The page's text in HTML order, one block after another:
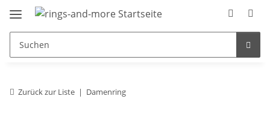
Zurück zur Liste Damenring